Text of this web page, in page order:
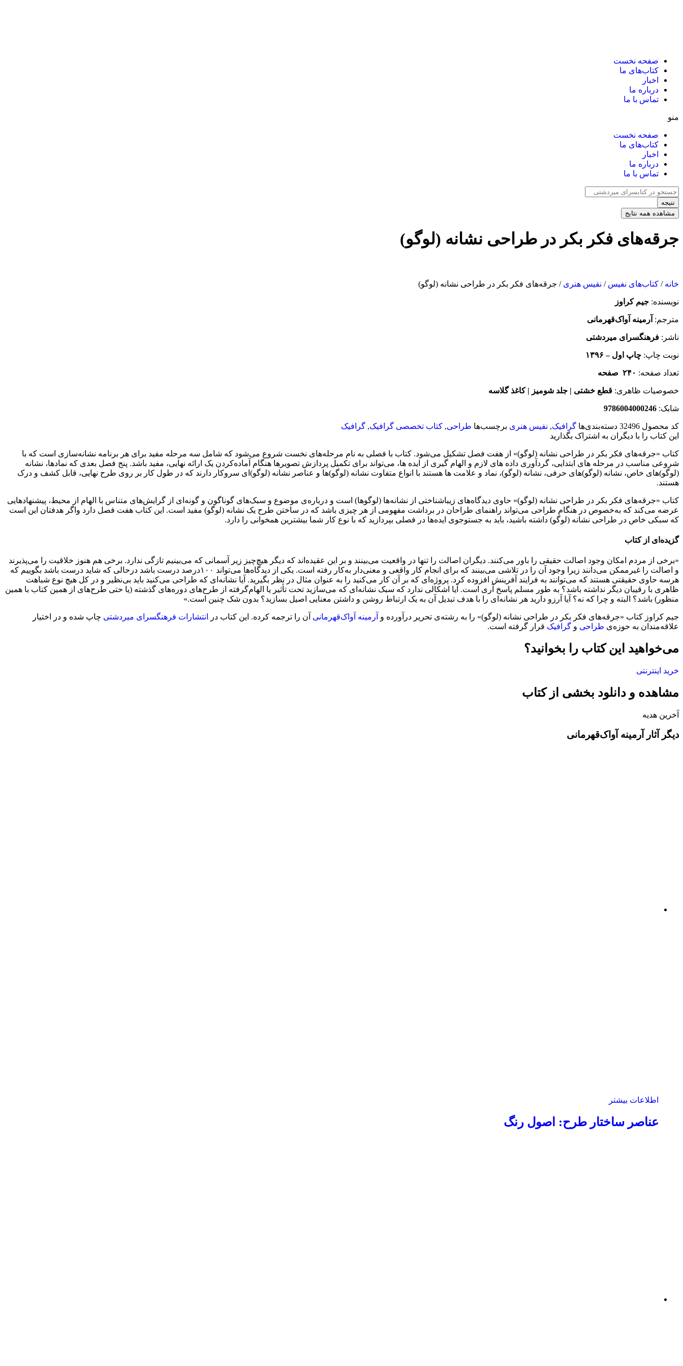
صفحه نخست
کتاب‌های ما
اخبار
درباره ما
تماس با ما
منو
صفحه نخست
کتاب‌های ما
اخبار
درباره ما
تماس با ما
نتیجه
مشاهده همه نتایج
جرقه‌های فکر بکر در طراحی نشانه (لوگو)
خانه / کتاب‌های نفیس / نفیس هنری / جرقه‌های فکر بکر در طراحی نشانه (لوگو)
نویسنده: جیم کراوز
مترجم: آرمینه آواک‌قهرمانی
ناشر: فرهنگسرای میردشتی
نوبت چاپ: چاپ اول – ۱۳۹۶
تعداد صفحه: ۲۴۰ صفحه
خصوصیات ظاهری: قطع خشتی | جلد شومیز | کاغذ گلاسه
شابک: ‌9786004000246
کد محصول 32496 دسته‌بندی‌ها گرافیک, نفیس هنری برچسب‌ها طراحی, کتاب تخصصی گرافیک, گرافیک
این کتاب را با دیگران به اشتراک بگذارید
کتاب «جرقه‌های فکر بکر در طراحی نشانه (لوگو)» از هفت فصل تشکیل می‌شود. کتاب با فصلی به نام مرحله‌های نخست شروع می‌شود که شامل سه مرحله مفید برای هر برنامه نشانه‌سازی است که با
شروعی مناسب در مرحله های ابتدایی، گردآوری داده های لازم و الهام گیری از ایده ها، می‌تواند برای تکمیل پردازش تصویرها هنگام آماده‌کردن یک ارائه نهایی، مفید باشد. پنج فصل بعدی که نمادها، نشانه
(لوگو)های خاص، نشانه (لوگو)های حرفی، نشانه (لوگو)، نماد و علامت ها هستند با انواع متفاوت نشانه (لوگو)ها و عناصر نشانه (لوگو)ای سروکار دارند که در طول کار بر روی طرح نهایی، قابل کشف و درک
هستند.
کتاب «جرقه‌های فکر بکر در طراحی نشانه (لوگو)» حاوی دیدگاه‌های زیباشناختی از نشانه‌ها (لوگوها) است و درباره‌ی موضوع و سبک‌های گوناگون و گونه‌ای از گرایش‌های متناس با الهام از محیط، پیشنهادهایی
عرضه می‌کند که به‌خصوص در هنگام طراحی می‌تواند راهنمای طراحان در برداشت مفهومی از هر چیزی باشد که در ساختن طرح یک نشانه (لوگو) مفید است. این کتاب هفت فصل دارد واگر هدفتان این است
که سبکی خاص در طراحی نشانه (لوگو) داشته باشید، باید به جستوجوی ایده‌ها در فصلی بپردازید که با نوع کار شما بیشترین همخوانی را دارد.
گزیده‌ای از کتاب
«برخی از مردم امکان وجود اصالت حقیقی را باور می‌کنند. دیگران اصالت را تنها در واقعیت می‌بینند و بر این عقیده‌اند که دیگر هیچ‌چیز زیر آسمانی که می‌بینیم تازگی ندارد. برخی هم هنوز خلاقیت را می‌پذیرند
و اصالت را غیرممکن می‌دانند زیرا وجود آن را در تلاشی می‌بینند که برای انجام کار واقعی و معنی‌دار به‌کار رفته است. یکی از دیدگاه‌ها می‌تواند ۱۰۰درصد درست باشد درحالی که شاید درست باشد بگوییم که
هرسه حاوی حقیقتی هستند که می‌توانند به فرایند آفرینش افزوده کرد. پروژه‌ای که بر آن کار می‌کنید را به عنوان مثال در نظر بگیرید. آیا نشانه‌ای که طراحی می‌کنید باید بی‌نظیر و در کل هیچ نوع شباهت
ظاهری با رقیبان دیگر نداشته باشد؟ به طور مسلم پاسخ آری است. آیا اشکالی ندارد که سبک نشانه‌ای که می‌سازید تحت تأثیر یا الهام‌گرفته از طرح‌های دوره‌های گذشته (یا حتی طرح‌های از همین کتاب با همین
منظور) باشد؟ البته و چرا که نه؟ آیا آرزو دارید هر نشانه‌ای را با هدف تبدیل آن به یک ارتباط روشن و داشتن معنایی اصیل بسازید؟‌ بدون شک چنین است.»
جیم کراوز کتاب «جرقه‌های فکر بکر در طراحی نشانه (لوگو)» را به رشته‌ی تحریر درآورده و آرمینه آواک‌قهرمانی آن را ترجمه کرده. این کتاب در انتشارات فرهنگسرای میردشتی چاپ شده و در اختیار
علاقه‌مندان به حوزه‌ی طراحی و گرافیک قرار گرفته است.
می‌خواهید این کتاب را بخوانید؟
خرید اینترنتی
مشاهده و دانلود بخشی از کتاب
آخرین هدیه
دیگر آثار آرمینه آواک‌قهرمانی
اطلاعات بیشتر
عناصر ساختار طرح: ‌اصول رنگ